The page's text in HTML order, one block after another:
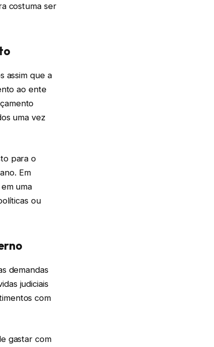
costuma ser
assim que a
ao ente
uma vez
para o
Em
uma
ou
demandas
judiciais
com
gastar com